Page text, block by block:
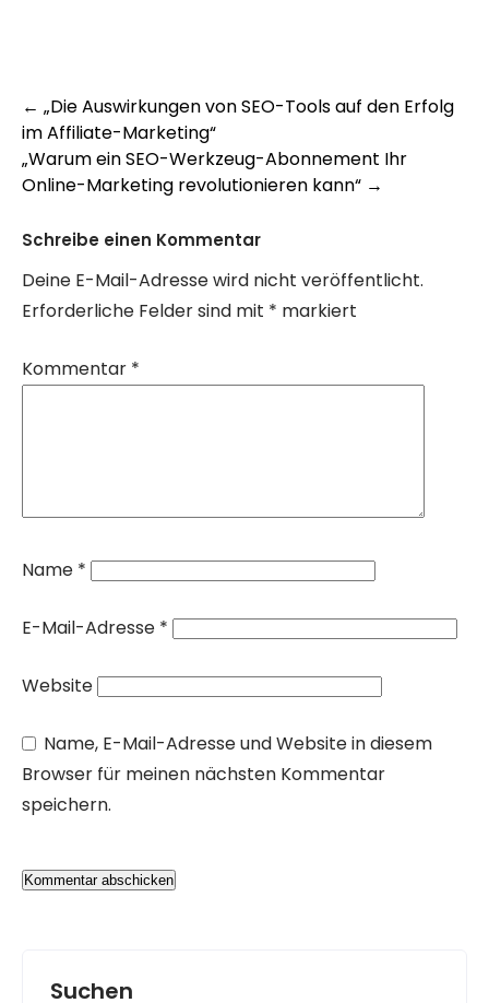
Post
navigation
← „Die Auswirkungen von SEO-Tools auf den Erfolg
im Affiliate-Marketing“
„Warum ein SEO-Werkzeug-Abonnement Ihr
Online-Marketing revolutionieren kann“ →
Schreibe einen Kommentar
Deine E-Mail-Adresse wird nicht veröffentlicht.
Erforderliche Felder sind mit * markiert
Kommentar *
Name *
E-Mail-Adresse *
Website
Name, E-Mail-Adresse und Website in diesem
Browser für meinen nächsten Kommentar
speichern.
Suchen